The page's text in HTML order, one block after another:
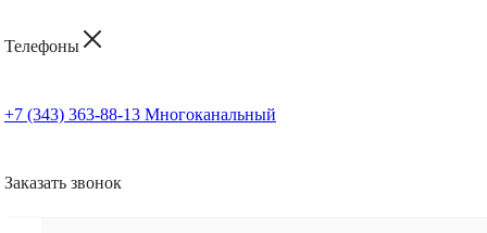
Телефоны
+7 (343) 363-88-13 Многоканальный
Заказать звонок